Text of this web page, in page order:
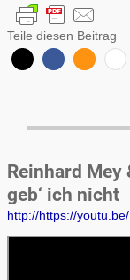
Teile diesen Beitrag
Reinhard Mey
geb‘ ich nicht
http://https://